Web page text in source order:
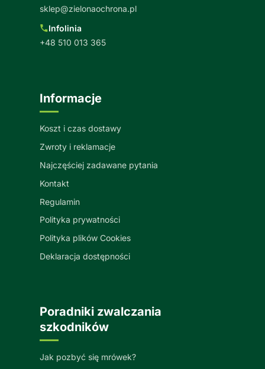
sklep@zielonaochrona.pl
Infolinia
+48 510 013 365
Informacje
Koszt i czas dostawy
Zwroty i reklamacje
Najczęściej zadawane pytania
Kontakt
Regulamin
Polityka prywatności
Polityka plików Cookies
Deklaracja dostępności
Poradniki zwalczania
szkodników
Jak pozbyć się mrówek?